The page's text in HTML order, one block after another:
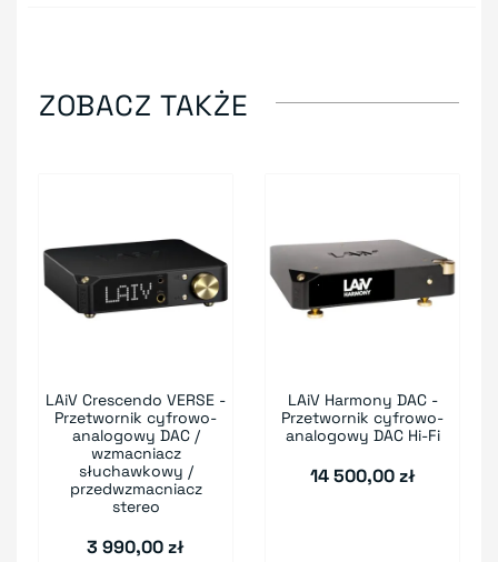
ZOBACZ TAKŻE
LAiV Crescendo VERSE -
Przetwornik cyfrowo-
analogowy DAC /
wzmacniacz
słuchawkowy /
przedwzmacniacz
stereo
3 990,00 zł
LAiV Harmony DAC -
Przetwornik cyfrowo-
analogowy DAC Hi-Fi
14 500,00 zł